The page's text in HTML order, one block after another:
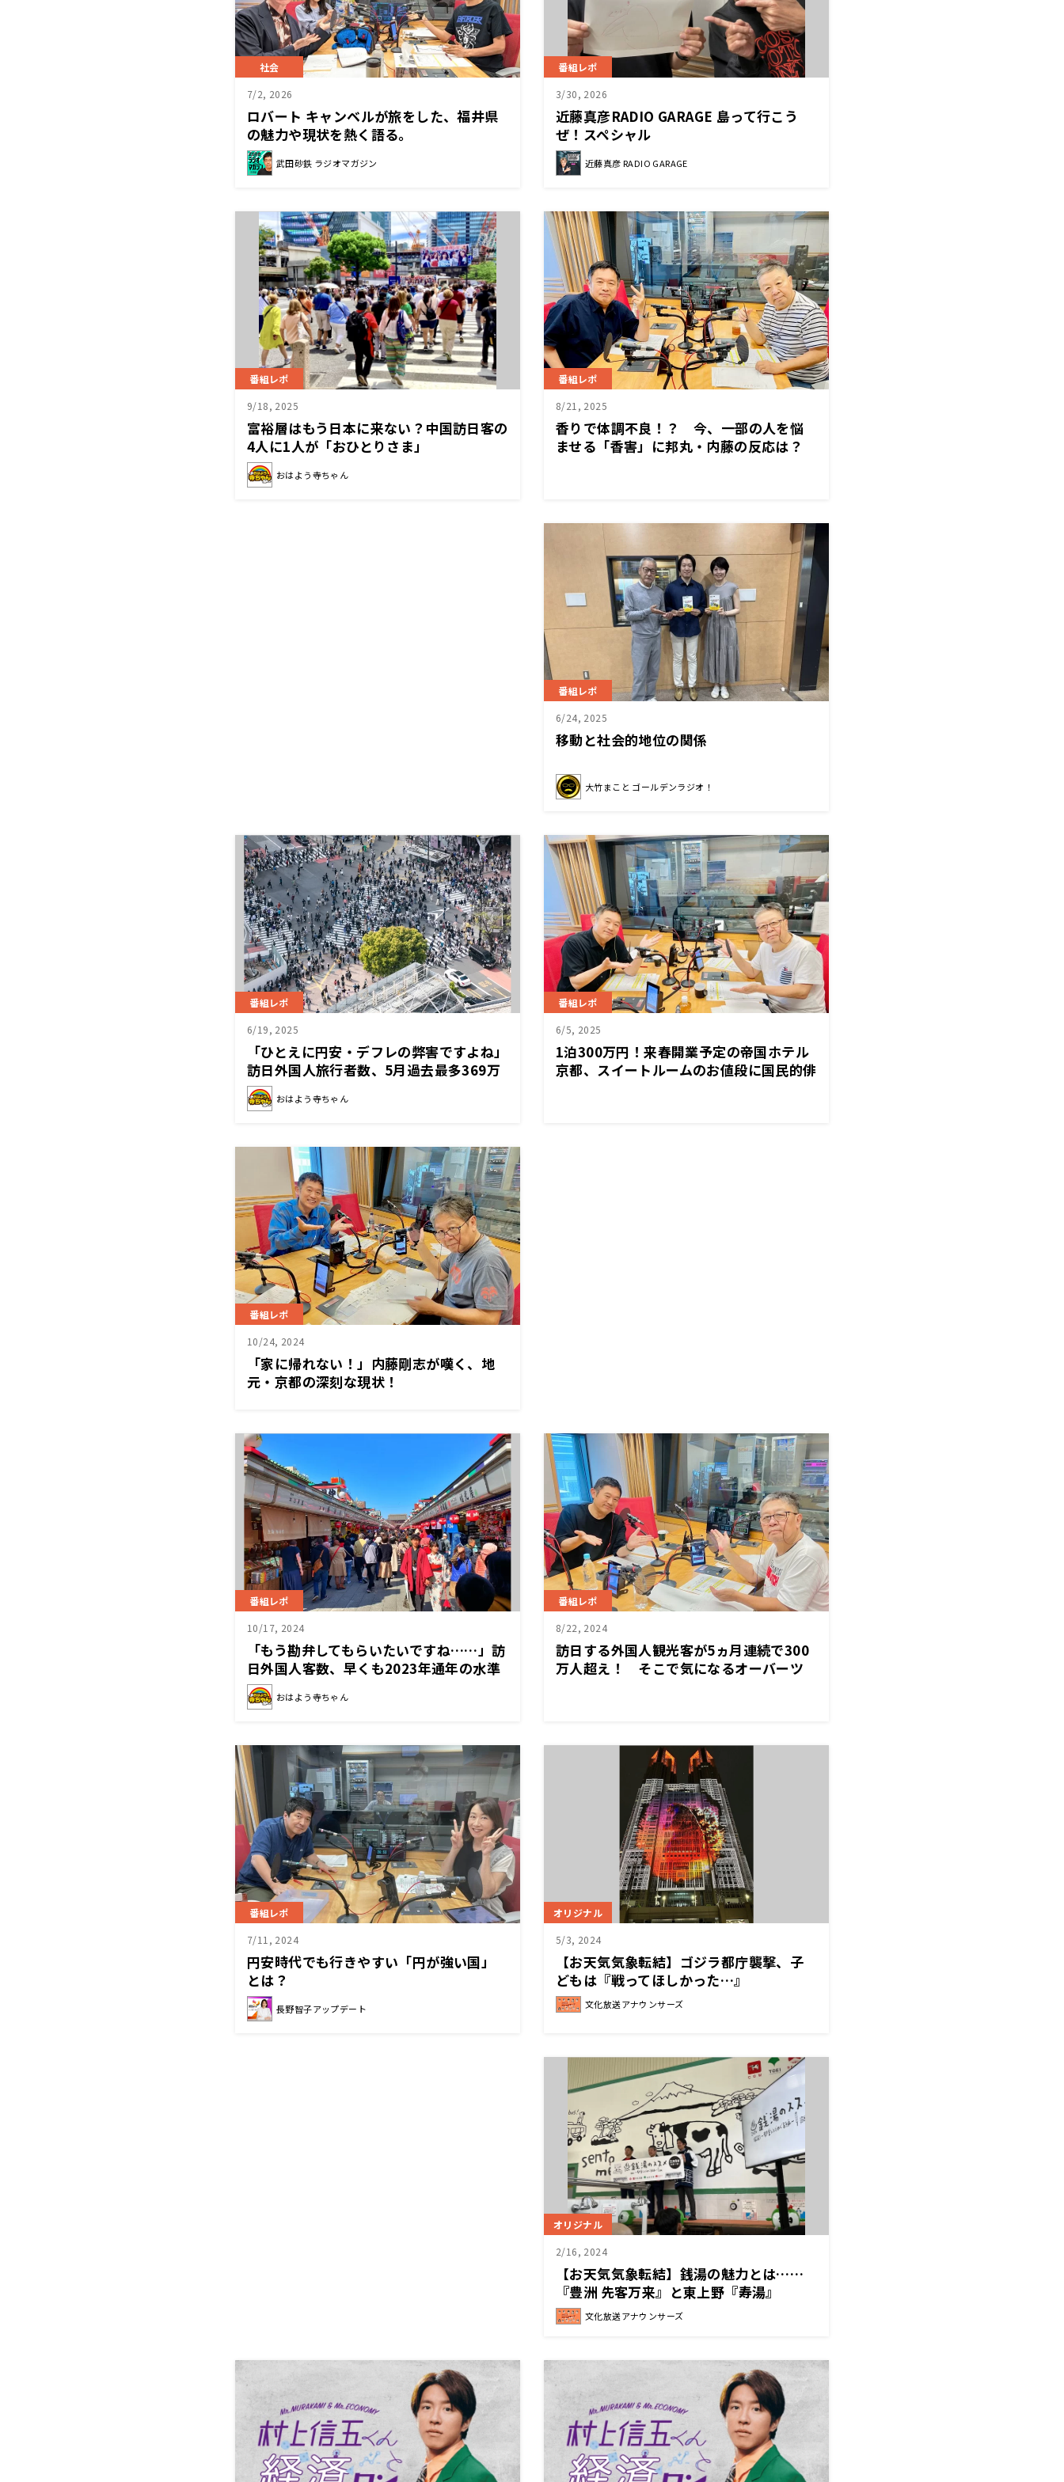
社会
7/2, 2026
ロバート キャンベルが旅をした、福井県
の魅力や現状を熱く語る。
武田砂鉄 ラジオマガジン
番組レポ
3/30, 2026
近藤真彦RADIO GARAGE 島って行こう
ぜ！スペシャル
近藤真彦 RADIO GARAGE
番組レポ
9/18, 2025
富裕層はもう日本に来ない？中国訪日客の
4人に1人が「おひとりさま」
おはよう寺ちゃん
番組レポ
8/21, 2025
香りで体調不良！？ 今、一部の人を悩
ませる「香害」に邦丸・内藤の反応は？
番組レポ
6/24, 2025
移動と社会的地位の関係
大竹まこと ゴールデンラジオ！
番組レポ
6/19, 2025
「ひとえに円安・デフレの弊害ですよね」
訪日外国人旅行者数、5月過去最多369万
人
おはよう寺ちゃん
番組レポ
6/5, 2025
1泊300万円！来春開業予定の帝国ホテル
京都、スイートルームのお値段に国民的俳
番組レポ
10/24, 2024
「家に帰れない！」内藤剛志が嘆く、地
元・京都の深刻な現状！
番組レポ
10/17, 2024
「もう勘弁してもらいたいですね……」訪
日外国人客数、早くも2023年通年の水準
を上回る
おはよう寺ちゃん
番組レポ
8/22, 2024
訪日する外国人観光客が5ヵ月連続で300
万人超え！ そこで気になるオーバーツ
番組レポ
7/11, 2024
円安時代でも行きやすい「円が強い国」
とは？
長野智子アップデート
オリジナル
5/3, 2024
【お天気気象転結】ゴジラ都庁襲撃、子
どもは『戦ってほしかった…』
文化放送アナウンサーズ
オリジナル
2/16, 2024
【お天気気象転結】銭湯の魅力とは……
『豊洲 先客万来』と東上野『寿湯』
文化放送アナウンサーズ